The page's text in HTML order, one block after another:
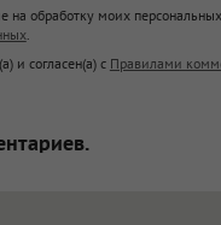
HTML
<u>, <i>, <em>,
<code> экранирует
на обработку моих
.
и согласен(а) с Правилами